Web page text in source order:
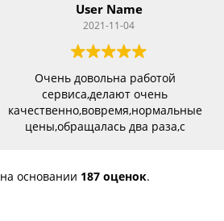
User Name
2021-11-04
Очень довольна работой
сервиса,делают очень
качественно,вовремя,нормальные
цены,обращалась два раза,с
устранены,советую!
на основании 187 оценок.